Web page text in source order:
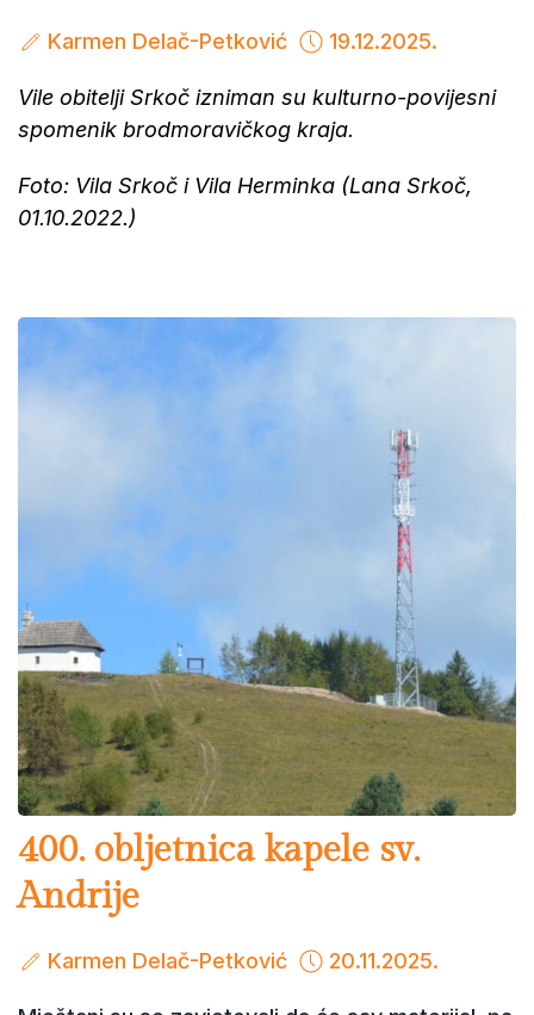
Karmen Delač-Petković 19.12.2025.
Vile obitelji Srkoč izniman su kulturno-povijesni
spomenik brodmoravičkog kraja.
Foto: Vila Srkoč i Vila Herminka (Lana Srkoč,
01.10.2022.)
400. obljetnica kapele sv.
Andrije
Karmen Delač-Petković 20.11.2025.